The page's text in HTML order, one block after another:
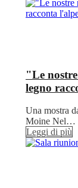
"Le
legno
Una mostra
Moine Nel…
Leggi di più